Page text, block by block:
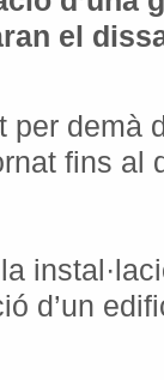
el
per demà
fins al
d’un